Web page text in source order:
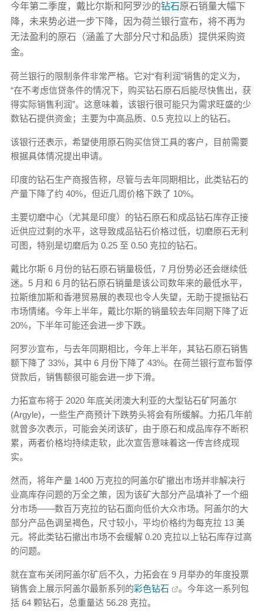
今年第二季度，戴比尔斯和阿罗沙的钻石原石销量大幅下
降，未来势必进一步下降，因为荷兰银行宣布，将不再为
无法盈利的原石（涵盖了大部分尺寸和品质）提供采购资
金。
荷兰银行的限制条件非常严格。它对“有利润”销售的定义为，
“在不考虑信贷条件的情况下，购买钻石原石后能尽快售出，获
得实际销售利润”。这意味着，该银行很可能只为需求旺盛的少
数钻石提供资金；主要为中高品质、0.5 克拉以上的钻石。
该银行还表示，希望使用原石购买信贷工具的客户，目前需要
根据具体情况提出申请。
印度的钻石生产商报告称，尽管与去年同期相比，此类钻石的
产量下降了约 40%，但近几周价格下跌了 10%。
主要切磨中心（尤其是印度）的钻石原石和成品钻石库存正接
近供应过剩的水平，这导致成品钻石价格过低，切磨原石无利
可图，特别是切磨后为 0.25 至 0.50 克拉的钻石。
戴比尔斯 6 月份的钻石原石销量极低，7 月份势必还会继续低
迷。5 月和 6 月的钻石原石销量是该公司数年来的最低水平，
拉斯维加斯和香港贸易展的表现也令人失望，无助于提振钻石
市场情绪。今年上半年，戴比尔斯的销量较去年同期下降了近
20%，下半年可能还会进一步下跌。
阿罗沙宣布，与去年同期相比，今年上半年，其钻石原石销售
额下降了 33%，其中 6 月份下降了 43%。在荷兰银行宣布暂停
贷款后，销售额很可能会进一步下滑。
力拓宣布将于 2020 年底关闭澳大利亚的大型钻石矿阿盖尔
(Argyle)，一些生产商预计下跌势头将会有所缓解。力拓几年前
就曾多次表示，可能会关闭该矿，由于原石和成品库存不断积
累，两者价格均持续走软，此次宣告意味着这一传言终成现
实。
然而，将年产量 1400 万克拉的阿盖尔矿撤出市场并非解决行
业高库存问题的万全之策，因为该矿大部分产品填补了一个细
分市场——数百万克拉的钻石面向低价大众市场。阿盖尔的大
部分产品色调呈褐色，尺寸较小，平均价格约为每克拉 13 美
元。将此类钻石撤出市场不会缓解 0.20 克拉以上钻石库存过高
的问题。
就在宣布关闭阿盖尔矿后不久，力拓会在 9 月举办的年度投票
销售会上展示阿盖尔最新系列的彩色钻石
。今年这一系列包
括 64 颗钻石，总重量达 56.28 克拉。